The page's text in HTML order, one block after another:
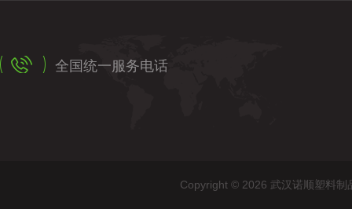
全国统一服务电话
Copyright © 2026 武汉诺顺塑料